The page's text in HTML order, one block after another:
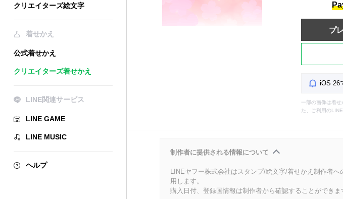
クリエイターズ絵文字
着せかえ
公式着せかえ
クリエイターズ着せかえ
LINE関連サービス
LINE GAME
LINE MUSIC
ヘルプ
プ
iOS 26
一部の画像は着
た、ご利用の
制作者に提供される情報について
LINEヤフー株式会社はスタンプ/絵文字/着せかえ制作者
用します。
購入日付、登録国情報は制作者から確認することができ